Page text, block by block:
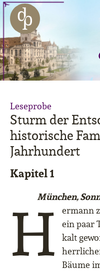
Zum Haupt-Inhalt
Zur Navigation springen
Zur Website-Suche
Leseprobe
Sturm der
historische
Jahrhundert
Kapitel 1
München,
H
ermann
ein paar
kalt
Bäume